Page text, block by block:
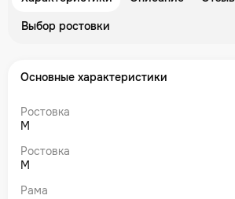
Выбор ростовки
Основные характеристики
Ростовка
M
Ростовка
M
Рама